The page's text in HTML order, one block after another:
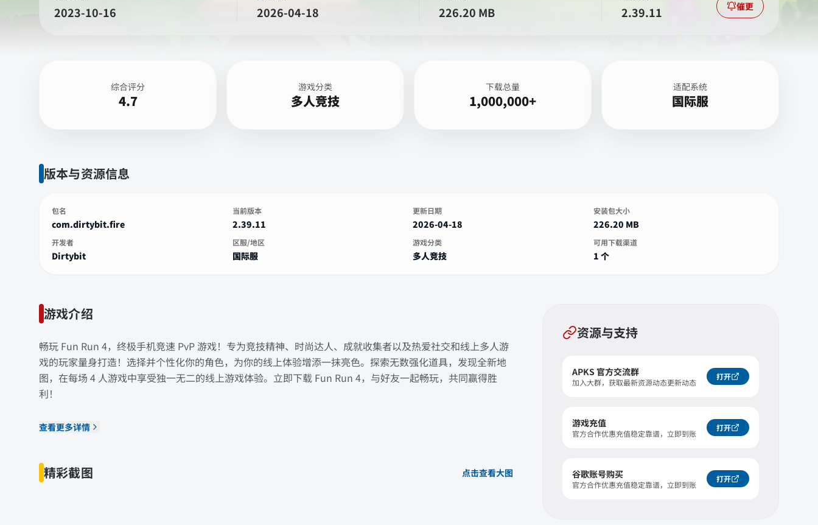
2023-10-16 2026-04-18 226.20 MB 2.39.11 催更
综合评分
4.7
游戏分类
多人竞技
下载总量
1,000,000+
适配系统
国际服
版本与资源信息
包名
com.dirtybit.fire
当前版本
2.39.11
更新日期
2026-04-18
安装包大小
226.20 MB
开发者
Dirtybit
区服/地区
国际服
游戏分类
多人竞技
可用下载渠道
1 个
游戏介绍
畅玩 Fun Run 4，终极手机竞速 PvP 游戏！专为竞技精神、时尚达人、成就收集者以及热爱社交和线上多人游
戏的玩家量身打造！选择并个性化你的角色，为你的线上体验增添一抹亮色。探索无数强化道具，发现全新地
图，在每场 4 人游戏中享受独一无二的线上游戏体验。立即下载 Fun Run 4，与好友一起畅玩，共同赢得胜
利！
查看更多详情
精彩截图 点击查看大图
资源与支持
APKS 官方交流群
加入大群，获取最新资源动态更新动态
打开
游戏充值
官方合作优惠充值稳定靠谱，立即到账
打开
谷歌账号购买
官方合作优惠充值稳定靠谱，立即到账
打开